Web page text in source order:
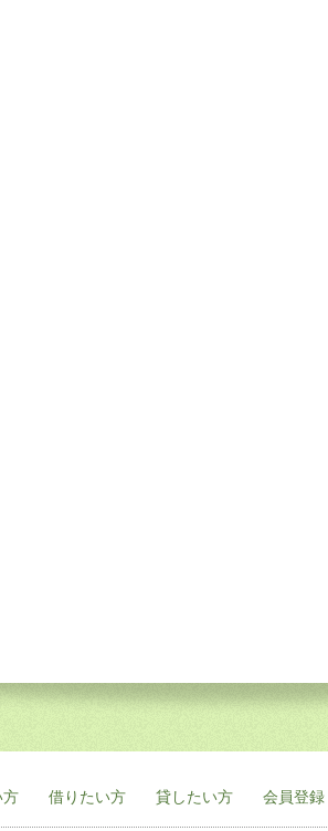
方 借りたい方 貸したい方 会員登録